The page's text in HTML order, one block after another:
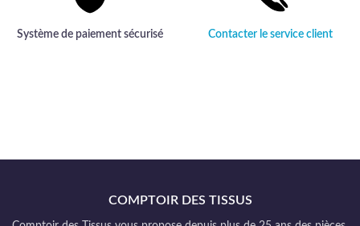
Système de paiement sécurisé Contacter le service client
COMPTOIR DES TISSUS